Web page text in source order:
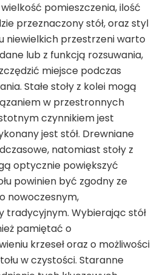
pomieszczenia, ilość
przeznaczony stół, oraz styl
niewielkich przestrzeni warto
lub z funkcją rozsuwania,
miejsce podczas
Stałe stoły z kolei mogą
w przestronnych
czynnikiem jest
jest stół. Drewniane
natomiast stoły z
optycznie powiększyć
powinien być zgodny ze
nowoczesnym,
tradycyjnym. Wybierając stół
pamiętać o
krzeseł oraz o możliwości
w czystości. Staranne